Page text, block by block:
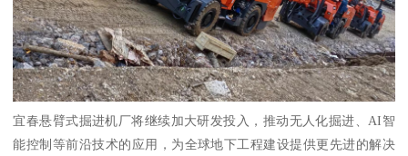
宜春悬臂式掘进机厂将继续加大研发投入，推动无人化掘进、AI智
能控制等前沿技术的应用，为全球地下工程建设提供更先进的解决